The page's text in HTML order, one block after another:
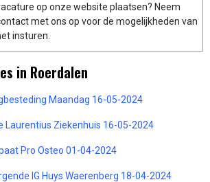
op onze website plaatsen? Neem
met ons op voor de mogelijkheden van
insturen.
in Roerdalen
Maandag 16-05-2024
Laurentius Ziekenhuis 16-05-2024
Pro Osteo 01-04-2024
IG Huys Waerenberg 18-04-2024